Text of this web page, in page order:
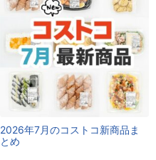
2026年7月のコストコ新商品ま
とめ